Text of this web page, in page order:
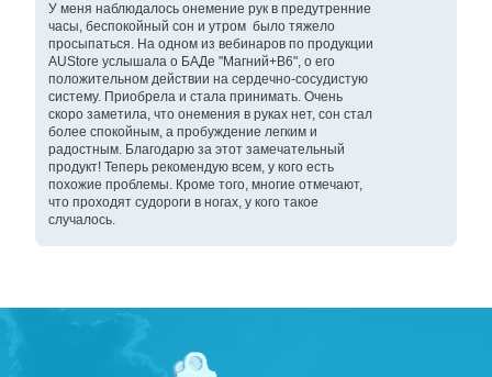
У меня наблюдалось онемение рук в предутренние
часы, беспокойный сон и утром было тяжело
просыпаться. На одном из вебинаров по продукции
AUStore услышала о БАДе "Магний+В6", о его
положительном действии на сердечно-сосудистую
систему. Приобрела и стала принимать. Очень
скоро заметила, что онемения в руках нет, сон стал
более спокойным, а пробуждение легким и
радостным. Благодарю за этот замечательный
продукт! Теперь рекомендую всем, у кого есть
похожие проблемы. Кроме того, многие отмечают,
что проходят судороги в ногах, у кого такое
случалось.